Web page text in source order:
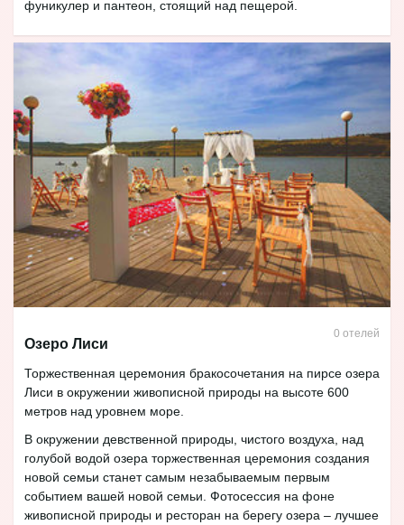
фуникулер и пантеон, стоящий над пещерой.
Озеро Лиси
0 отелей
Торжественная церемония бракосочетания на пирсе озера
Лиси в окружении живописной природы на высоте 600
метров над уровнем море.
В окружении девственной природы, чистого воздуха, над
голубой водой озера торжественная церемония создания
новой семьи станет самым незабываемым первым
событием вашей новой семьи. Фотосессия на фоне
живописной природы и ресторан на берегу озера – лучшее